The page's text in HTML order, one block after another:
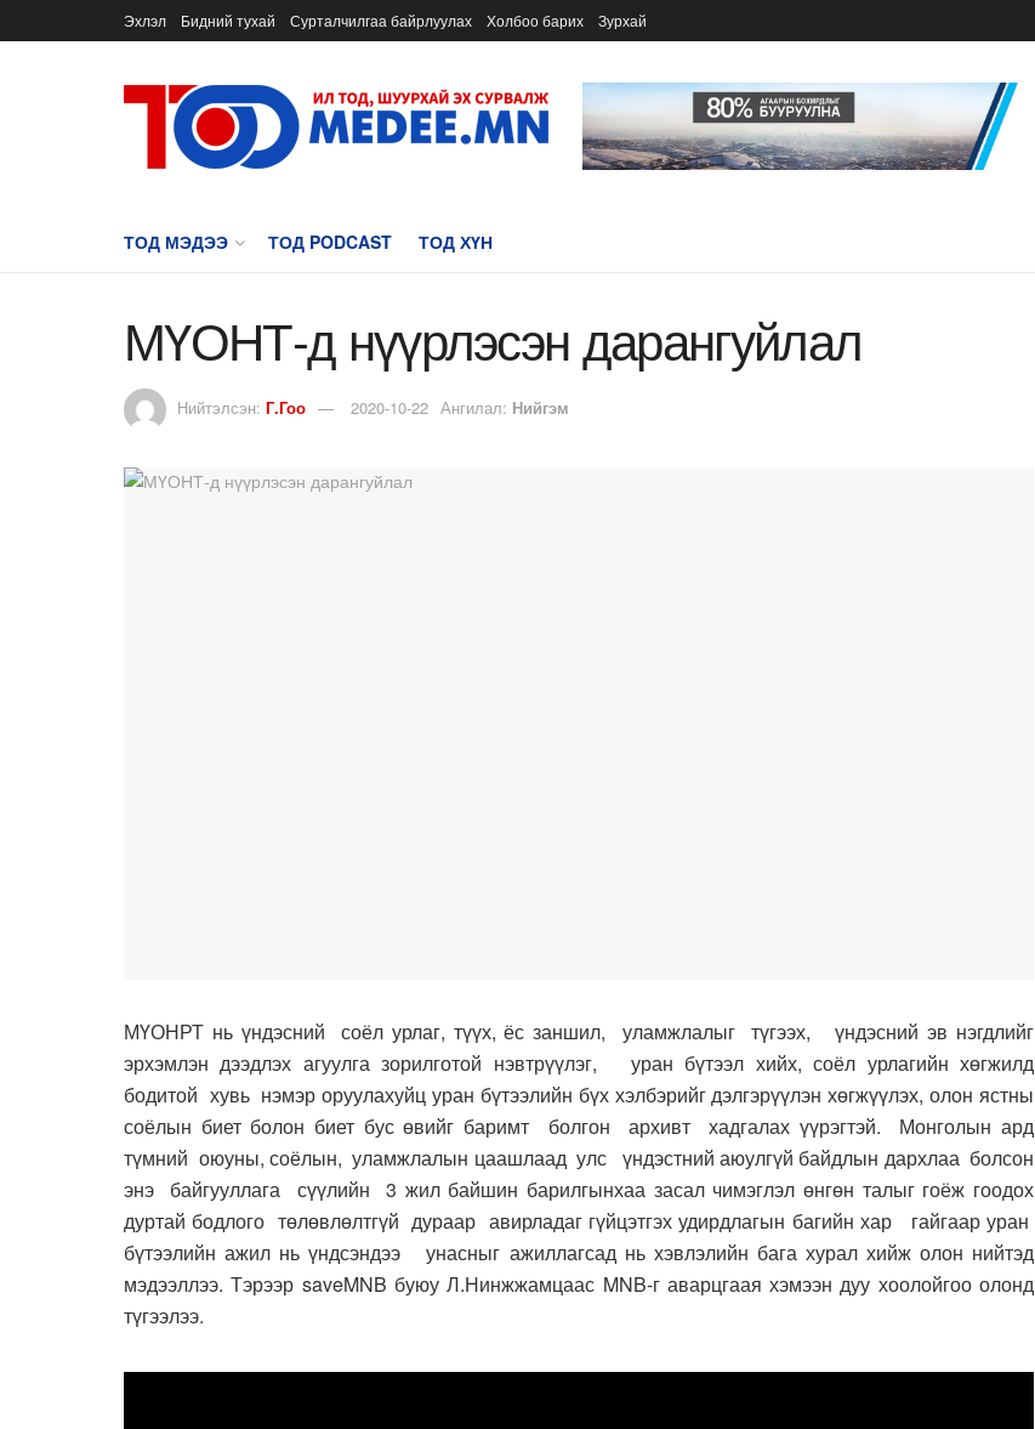
Эхлэл Бидний тухай Сурталчилгаа байрлуулах Холбоо барих Зурхай
ТОД МЭДЭЭ ТОД PODCAST ТОД ХҮН
МҮОНТ-д нүүрлэсэн дарангуйлал
Нийтэлсэн: Г.Гоо 2020-10-22 Ангилал: Нийгэм
МҮОНРТ нь үндэсний соёл урлаг, түүх, ёс заншил, уламжлалыг түгээх, үндэсний эв нэгдлийг
эрхэмлэн дээдлэх агуулга зорилготой нэвтрүүлэг, уран бүтээл хийх, соёл урлагийн хөгжилд
бодитой хувь нэмэр оруулахуйц уран бүтээлийн бүх хэлбэрийг дэлгэрүүлэн хөгжүүлэх, олон ястны
соёлын биет болон биет бус өвийг баримт болгон архивт хадгалах үүрэгтэй. Монголын ард
түмний оюуны, соёлын, уламжлалын цаашлаад улс үндэстний аюулгүй байдлын дархлаа болсон
энэ байгууллага сүүлийн 3 жил байшин барилгынхаа засал чимэглэл өнгөн талыг гоёж гоодох
дуртай бодлого төлөвлөлтгүй дураар авирладаг гүйцэтгэх удирдлагын багийн хар гайгаар уран
бүтээлийн ажил нь үндсэндээ унасныг ажиллагсад нь хэвлэлийн бага хурал хийж олон нийтэд
мэдээллээ. Тэрээр saveMNB буюу Л.Нинжжамцаас MNB-г аварцгаая хэмээн дуу хоолойгоо олонд
түгээлээ.